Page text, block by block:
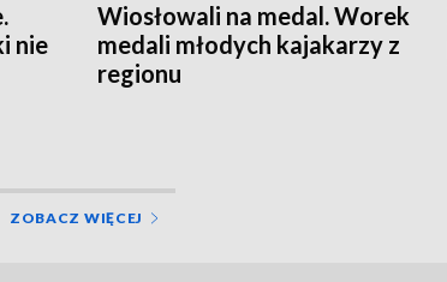
nie
Wiosłowali na medal. Worek
medali młodych kajakarzy z
regionu
ZOBACZ WIĘCEJ